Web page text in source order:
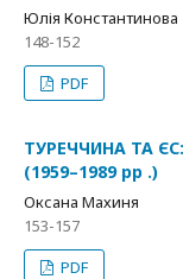
Юлія Константинова
148-152
PDF
ТУРЕЧЧИНА ТА
(1959–1989 рр .)
Оксана Махиня
153-157
PDF